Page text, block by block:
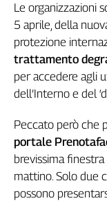
il
sangue
della
ragione
120
anni
Cgil
Academy
Collettiva
Play
Le organizzazioni
5 aprile, della
protezione
trattamento
per accedere agli
dell’Interno e del
Peccato però che
portale
brevissima
mattino. Solo due
possono